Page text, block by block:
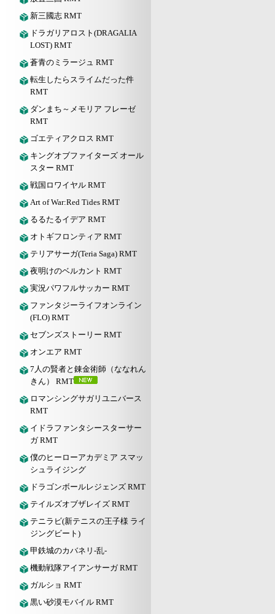
新三國志 RMT
ドラガリアロスト(DRAGALIA
LOST) RMT
蒼青のミラージュ RMT
転生したらスライムだった件
RMT
ダンまち～メモリア フレーゼ
RMT
ゴエティアクロス RMT
キングオブファイターズ オール
スター RMT
戦国ロワイヤル RMT
Art of War:Red Tides RMT
るるたるイデア RMT
オトギフロンティア RMT
テリアサーガ(Teria Saga) RMT
夜明けのベルカント RMT
実況パワフルサッカー RMT
ファンタジーライフオンライン
(FLO) RMT
セブンズストーリー RMT
オンエア RMT
7人の賢者と錬金術師（ななれん
きん） RMT
ロマンシングサガリユニバース
RMT
イドラファンタシースターサー
ガ RMT
僕のヒーローアカデミア スマッ
シュライジング
ドラゴンボールレジェンズ RMT
テイルズオブザレイズ RMT
テニラビ(新テニスの王子様 ライ
ジングビート)
甲鉄城のカバネリ-乱-
機動戦隊アイアンサーガ RMT
ガルショ RMT
黒い砂漠モバイル RMT